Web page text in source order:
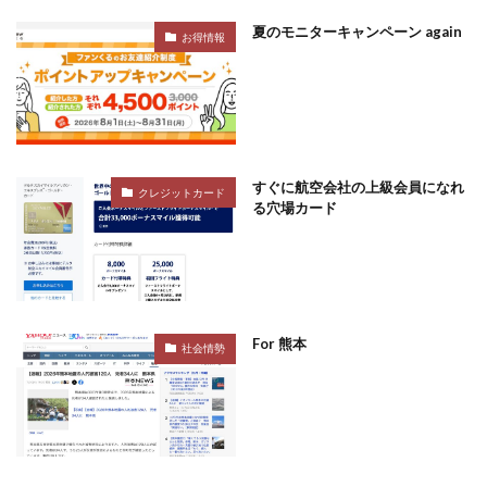
お得情報 夏のモニターキャンペーン again
クレジットカード
すぐに航空会社の上級会員になれ
る穴場カード
社会情勢 For 熊本